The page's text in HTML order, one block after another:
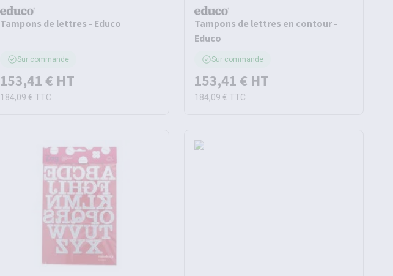
Tampons de lettres - Educo
Sur commande
153,41 € HT
184,09 € TTC
Tampons de lettres en contour -
Educo
Sur commande
153,41 € HT
184,09 € TTC